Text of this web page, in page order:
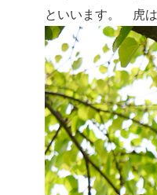
といいます。 虎は